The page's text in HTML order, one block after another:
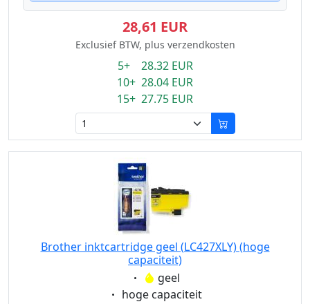
28,61 EUR
Exclusief BTW, plus verzendkosten
5+ 28.32 EUR
10+ 28.04 EUR
15+ 27.75 EUR
Brother inktcartridge geel (LC427XLY) (hoge
capaciteit)
Eigenschaft:
geel
Eigenschaft:
hoge capaciteit